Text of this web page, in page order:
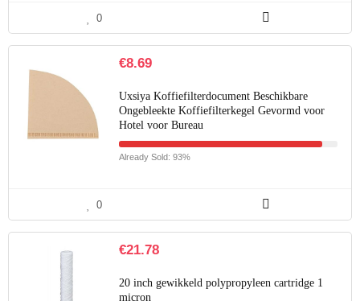
0
€8.69
Uxsiya Koffiefilterdocument Beschikbare
Ongebleekte Koffiefilterkegel Gevormd voor
Hotel voor Bureau
Already Sold: 93%
0
€21.78
20 inch gewikkeld polypropyleen cartridge 1
micron